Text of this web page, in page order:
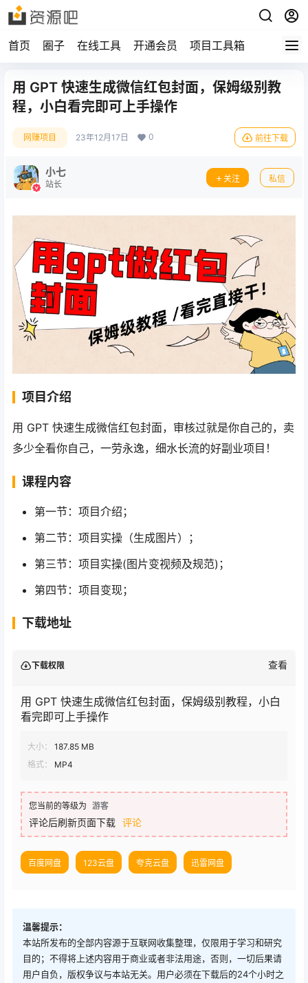
首页 圈子 在线工具 开通会员 项目工具箱
用 GPT 快速生成微信红包封面，保姆级别教
程，小白看完即可上手操作
网赚项目 23年12月17日 0 前往下载
小七
站长
关注 私信
项目介绍
用 GPT 快速生成微信红包封面，审核过就是你自己的，卖
多少全看你自己，一劳永逸，细水长流的好副业项目！
课程内容
第一节：项目介绍；
第二节：项目实操（生成图片）；
第三节：项目实操(图片变视频及规范)；
第四节：项目变现；
下载地址
下载权限 查看
用 GPT 快速生成微信红包封面，保姆级别教程，小白
看完即可上手操作
大小：
187.85 MB
格式：
MP4
您当前的等级为 游客
评论后刷新页面下载 评论
百度网盘 123云盘 夸克云盘 迅雷网盘
温馨提示：
本站所发布的全部内容源于互联网收集整理，仅限用于学习和研究
目的；不得将上述内容用于商业或者非法用途，否则，一切后果请
用户自负，版权争议与本站无关。用户必须在下载后的24个小时之